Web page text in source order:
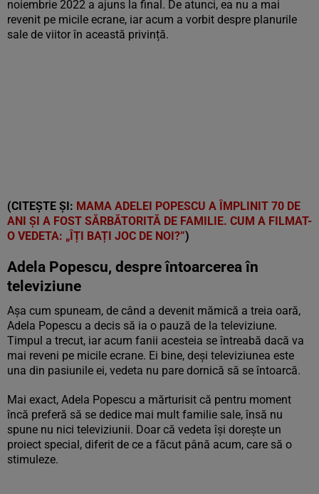
noiembrie 2022 a ajuns la final. De atunci, ea nu a mai
revenit pe micile ecrane, iar acum a vorbit despre planurile
sale de viitor în această privință.
(CITEȘTE ȘI: MAMA ADELEI POPESCU A ÎMPLINIT 70 DE
ANI ȘI A FOST SĂRBĂTORITĂ DE FAMILIE. CUM A FILMAT-
O VEDETA: „ÎȚI BAȚI JOC DE NOI?”)
Adela Popescu, despre întoarcerea în
televiziune
Așa cum spuneam, de când a devenit mămică a treia oară,
Adela Popescu a decis să ia o pauză de la televiziune.
Timpul a trecut, iar acum fanii acesteia se întreabă dacă va
mai reveni pe micile ecrane. Ei bine, deși televiziunea este
una din pasiunile ei, vedeta nu pare dornică să se întoarcă.
Mai exact, Adela Popescu a mărturisit că pentru moment
încă preferă să se dedice mai mult familie sale, însă nu
spune nu nici televiziunii. Doar că vedeta își dorește un
proiect special, diferit de ce a făcut până acum, care să o
stimuleze.